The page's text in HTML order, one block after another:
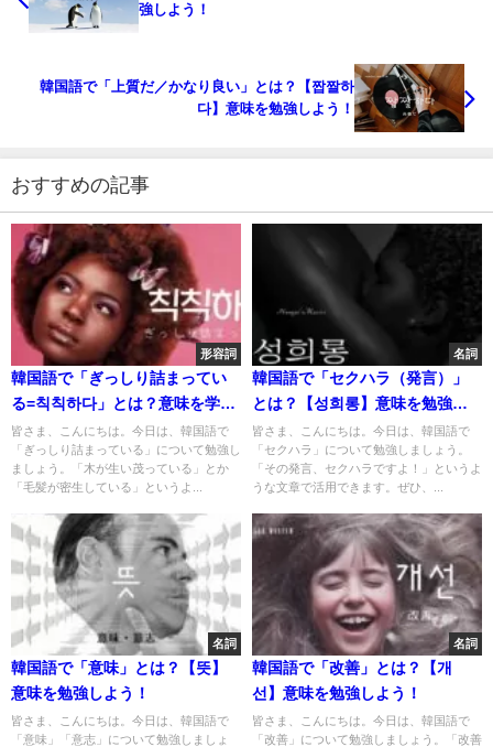
強しよう！
韓国語で「上質だ／かなり良い」とは？【짭짤하
다】意味を勉強しよう！
おすすめの記事
形容詞
韓国語で「ぎっしり詰まってい
る=칙칙하다」とは？意味を学ぼ
う
皆さま、こんにちは。今日は、韓国語で
「ぎっしり詰まっている」について勉強し
ましょう。「木が生い茂っている」とか
「毛髪が密生している」というよ...
名詞
韓国語で「セクハラ（発言）」
とは？【성희롱】意味を勉強し
よう！
皆さま、こんにちは。今日は、韓国語で
「セクハラ」について勉強しましょう。
「その発言、セクハラですよ！」というよ
うな文章で活用できます。ぜひ、...
名詞
韓国語で「意味」とは？【뜻】
意味を勉強しよう！
皆さま、こんにちは。今日は、韓国語で
「意味」「意志」について勉強しましょ
名詞
韓国語で「改善」とは？【개
선】意味を勉強しよう！
皆さま、こんにちは。今日は、韓国語で
「改善」について勉強しましょう。「改善